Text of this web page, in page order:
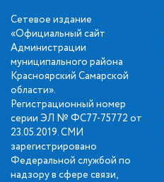
Сетевое издание
«Официальный сайт
Администрации
муниципального района
Красноярский Самарской
области».
Регистрационный номер
серии ЭЛ № ФС77-75772 от
23.05.2019. СМИ
зарегистрировано
Федеральной службой по
надзору в сфере связи,